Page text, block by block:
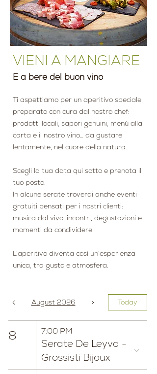
VIENI A MANGIARE
E a bere del buon vino
Ti aspettiamo per un aperitivo speciale,
preparato con cura dal nostro chef:
prodotti locali, sapori genuini, menù alla
carta e il nostro vino… da gustare
lentamente, nel cuore della natura.
Scegli la tua data qui sotto e prenota il
tuo posto.
In alcune serate troverai anche eventi
gratuiti pensati per i nostri clienti:
musica dal vivo, incontri, degustazioni e
momenti da condividere.
L’aperitivo diventa così un’esperienza
unica, tra gusto e atmosfera.
August 2026 Today
8 7:00 PM
Serate De Leyva -
Grossisti Bijoux